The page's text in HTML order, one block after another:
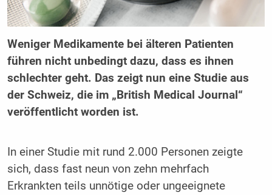
Weniger Medikamente bei älteren Patienten
führen nicht unbedingt dazu, dass es ihnen
schlechter geht. Das zeigt nun eine Studie aus
der Schweiz, die im „British Medical Journal“
veröffentlicht worden ist.
In einer Studie mit rund 2.000 Personen zeigte
sich, dass fast neun von zehn mehrfach
Erkrankten teils unnötige oder ungeeignete